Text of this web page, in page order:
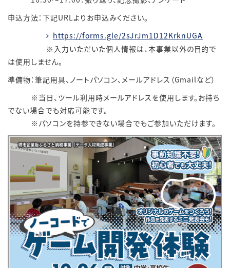
申込方法：下記URLよりお申込みください。
https://forms.gle/2sJrJm1D12KrknUGA
※入力いただいた個人情報は、本事業以外の目的で
は使用しません。
準備物：筆記用具、ノートパソコン、メールアドレス（Gmailなど）
※当日、ツール利用時メールアドレスを使用します。お持ち
でない場合でも対応可能です。
※パソコンを持参できない場合でもご参加いただけます。